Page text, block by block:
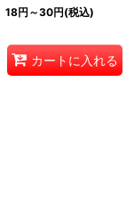
18円 ～30円(税込)
カートに入れる